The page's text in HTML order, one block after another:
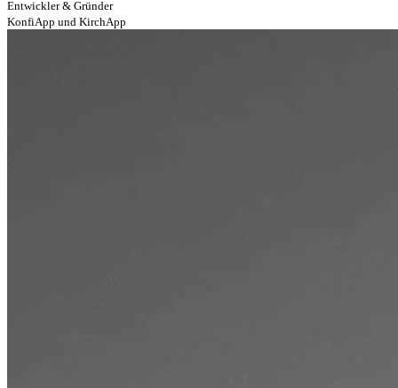
Entwickler & Gründer
KonfiApp und KirchApp